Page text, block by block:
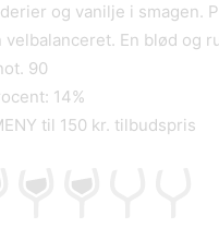
og vanilje i smagen.
velbalanceret. En blød og
90
14%
til 150 kr. tilbudspris